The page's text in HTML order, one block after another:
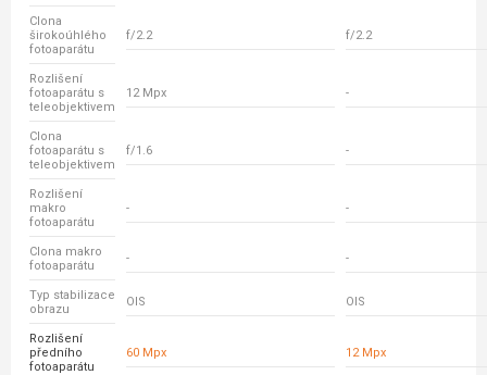
Clona
širokoúhlého
fotoaparátu
f/2.2 f/2.2
Rozlišení
fotoaparátu s
teleobjektivem
12 Mpx -
Clona
fotoaparátu s
teleobjektivem
f/1.6 -
Rozlišení
makro
fotoaparátu
- -
Clona makro
fotoaparátu
- -
Typ stabilizace
obrazu
OIS OIS
Rozlišení
předního
fotoaparátu
60 Mpx 12 Mpx